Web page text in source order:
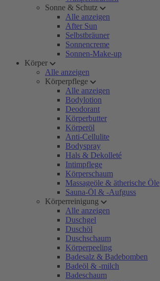
Sonne & Schutz
Alle anzeigen
After Sun
Selbstbräuner
Sonnencreme
Sonnen-Make-up
Körper
Alle anzeigen
Körperpflege
Alle anzeigen
Bodylotion
Deodorant
Körperbutter
Körperöl
Anti-Cellulite
Bodyspray
Hals & Dekolleté
Intimpflege
Körperschaum
Massageöle & ätherische Öle
Sauna-Öl & -Aufguss
Körperreinigung
Alle anzeigen
Duschgel
Duschöl
Duschschaum
Körperpeeling
Badesalz & Badebomben
Badeöl & -milch
Badeschaum